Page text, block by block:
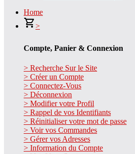
Home
>
Compte, Panier & Connexion
> Recherche Sur le Site
> Créer un Compte
> Connectez-Vous
> Déconnexion
> Modifier votre Profil
> Rappel de vos Identifiants
> Réinitialiser votre mot de passe
> Voir vos Commandes
> Gérer vos Adresses
> Information du Compte